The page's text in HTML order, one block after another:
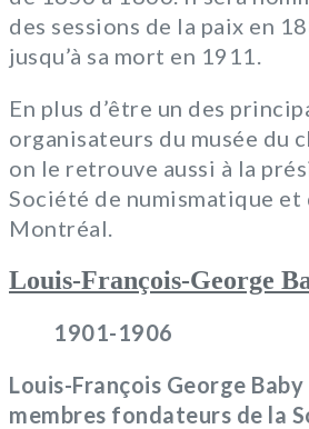
des sessions de la paix en
jusqu’à sa mort en 1911.
En plus d’être un des
organisateurs du musée du
on le retrouve aussi à la
Société de numismatique et
Montréal.
Louis-François-George
1901-1906
Louis-François George
membres fondateurs de la